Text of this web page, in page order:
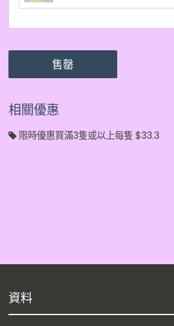
售罄
相關優惠
限時優惠買滿3隻或以上每隻 $33.3
資料